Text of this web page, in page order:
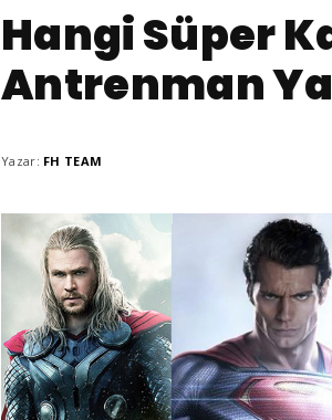
Hangi Süper
Antrenman
Yazar: FH TEAM